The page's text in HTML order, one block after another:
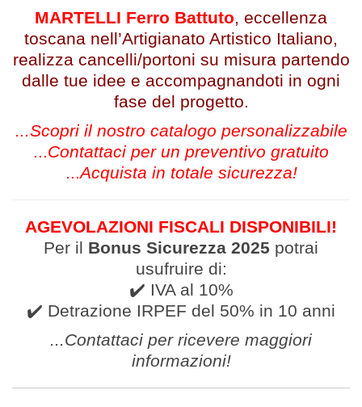
MARTELLI Ferro Battuto, eccellenza
toscana nell’Artigianato Artistico Italiano,
realizza cancelli/portoni su misura partendo
dalle tue idee e accompagnandoti in ogni
fase del progetto.
...Scopri il nostro catalogo personalizzabile
...Contattaci per un preventivo gratuito
...Acquista in totale sicurezza!
AGEVOLAZIONI FISCALI DISPONIBILI!
Per il Bonus Sicurezza 2025 potrai
usufruire di:
✔️ IVA al 10%
✔️ Detrazione IRPEF del 50% in 10 anni
...Contattaci per ricevere maggiori
informazioni!